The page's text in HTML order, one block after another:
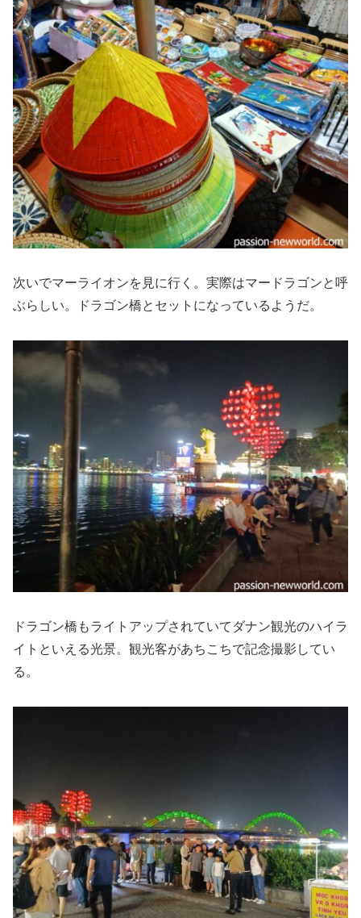
次いでマーライオンを見に行く。実際はマードラゴンと呼
ぶらしい。ドラゴン橋とセットになっているようだ。
ドラゴン橋もライトアップされていてダナン観光のハイラ
イトといえる光景。観光客があちこちで記念撮影してい
る。